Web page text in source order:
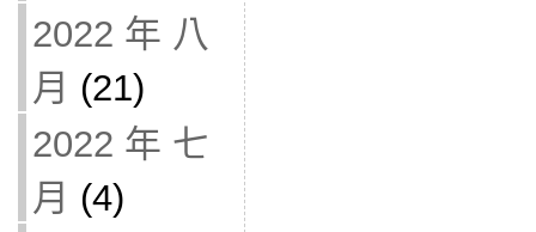
2022 年 八
月 (21)
2022 年 七
月 (4)